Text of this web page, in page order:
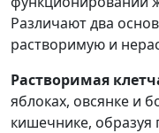
Различают два
растворимую и
Растворимая
яблоках, овсянке и
кишечнике, образуя